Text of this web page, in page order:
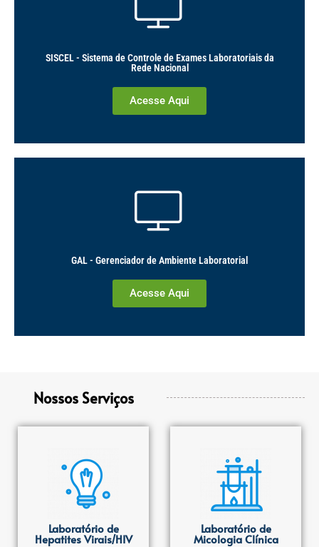
SISCEL - Sistema de Controle de Exames Laboratoriais da
Rede Nacional
Acesse Aqui
GAL - Gerenciador de Ambiente Laboratorial
Acesse Aqui
Nossos Serviços
Laboratório de
Hepatites Virais/HIV
Laboratório de
Micologia Clínica